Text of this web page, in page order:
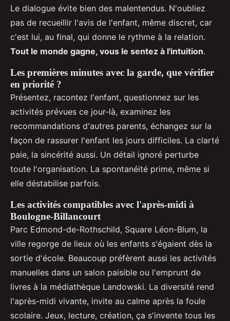
Le dialogue évite bien des malentendus. N'oubliez
pas de recueillir l'avis de l'enfant, même discret, car
c'est lui, au final, qui donne le rythme à la relation.
Tout le monde gagne, vous le sentez à l'intuition.
Les premières minutes avec la garde, que vérifier
en priorité ?
Présentez, racontez l'enfant, questionnez sur les
activités prévues ce jour-là, examinez les
recommandations d'autres parents, échangez sur la
façon de rassurer l'enfant les jours difficiles. La clarté
paie, la sincérité aussi. Un détail ignoré perturbe
toute l'organisation. La spontanéité prime, même si
elle déstabilise parfois.
Les activités compatibles avec l'après-midi à
Boulogne-Billancourt
Parc Edmond-de-Rothschild, Square Léon-Blum, la
ville regorge de lieux où les enfants s'égaient dès la
sortie d'école. Beaucoup préfèrent aussi les activités
manuelles dans un salon paisible ou l'emprunt de
livres à la médiathèque Landowski. La diversité rend
l'après-midi vivante, invite au calme après la foule
scolaire. Jeux, lecture, création, ça s'invente tous les